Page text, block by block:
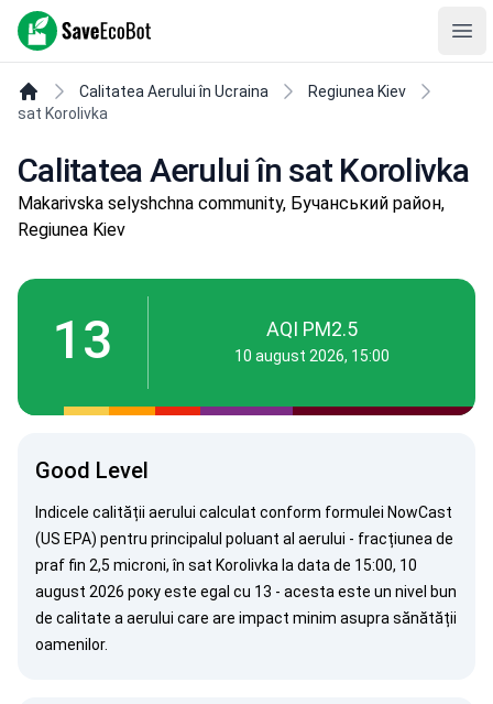
SaveEcoBot
Calitatea Aerului în Ucraina
Regiunea Kiev
sat Korolivka
Calitatea Aerului în sat Korolivka
Makarivska selyshchna community, Бучанський район,
Regiunea Kiev
13 AQI PM2.5
10 august 2026, 15:00
Good Level
Indicele calității aerului calculat conform formulei NowCast
(US EPA) pentru principalul poluant al aerului - fracțiunea de
praf fin 2,5 microni, în sat Korolivka la data de 15:00, 10
august 2026 року este egal cu 13 - acesta este un nivel bun
de calitate a aerului care are impact minim asupra sănătății
oamenilor.